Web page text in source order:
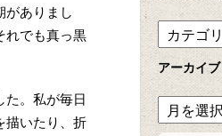
がありまし
れでも真っ黒
た。私が毎日
描いたり、折
アーカイブ